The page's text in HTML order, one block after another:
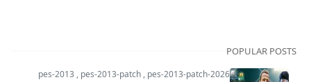
POPULAR POSTS
pes-2013 , pes-2013-patch , pes-2013-patch-2026